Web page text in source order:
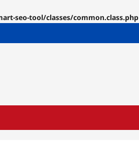
seo-tool/classes/common.class.php